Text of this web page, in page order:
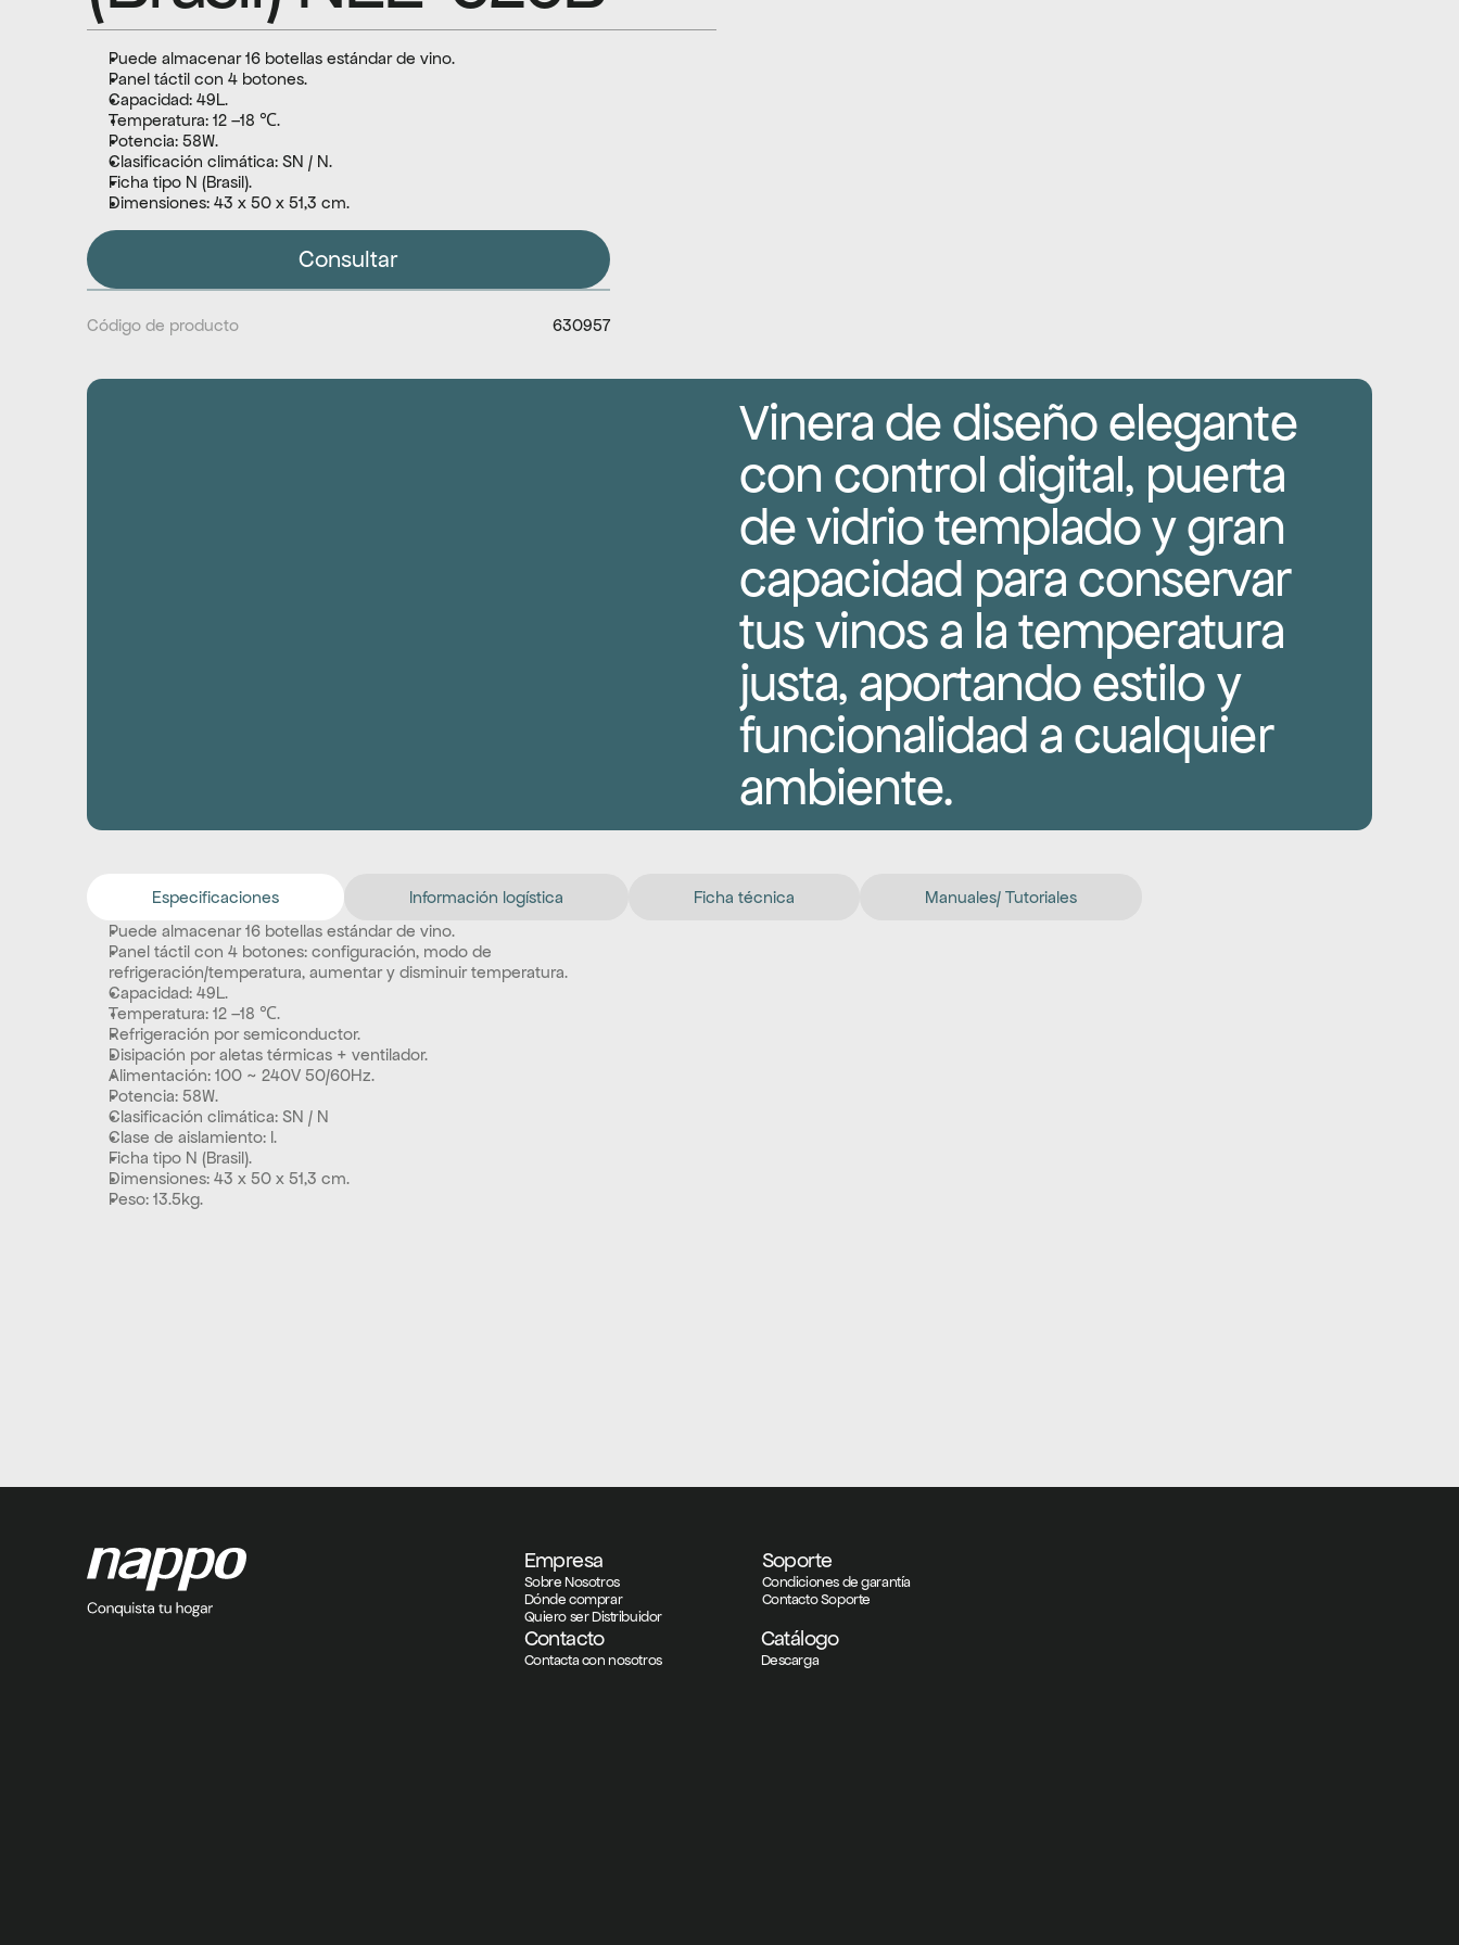
Puede almacenar 16 botellas estándar de vino.
Panel táctil con 4 botones.
Capacidad: 49L.
Temperatura: 12 –18 ℃.
Potencia: 58W.
Clasificación climática: SN / N.
Ficha tipo N (Brasil).
Dimensiones: 43 x 50 x 51,3 cm.
Consultar
Código de producto 630957
Vinera de diseño elegante
con control digital, puerta
de vidrio templado y gran
capacidad para conservar
tus vinos a la temperatura
justa, aportando estilo y
funcionalidad a cualquier
ambiente.
Especificaciones Información logística Ficha técnica
Manuales/ Tutoriales
Puede almacenar 16 botellas estándar de vino.
Panel táctil con 4 botones: configuración, modo de
refrigeración/temperatura, aumentar y disminuir temperatura.
Capacidad: 49L.
Temperatura: 12 –18 ℃.
Refrigeración por semiconductor.
Disipación por aletas térmicas + ventilador.
Alimentación: 100 ~ 240V 50/60Hz.
Potencia: 58W.
Clasificación climática: SN / N
Clase de aislamiento: I.
Ficha tipo N (Brasil).
Dimensiones: 43 x 50 x 51,3 cm.
Peso: 13.5kg.
Empresa
Sobre Nosotros
Dónde comprar
Quiero ser Distribuidor
Soporte
Condiciones de garantía
Contacto Soporte
Contacto
Contacta con nosotros
Catálogo
Descarga